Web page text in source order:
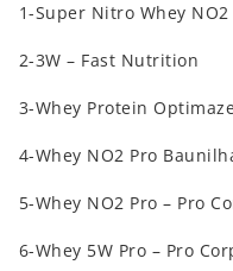
1-Super Nitro Whey
2-3W – Fast Nutrition
3-Whey Protein
4-Whey NO2 Pro
5-Whey NO2 Pro – Pro
6-Whey 5W Pro – Pro